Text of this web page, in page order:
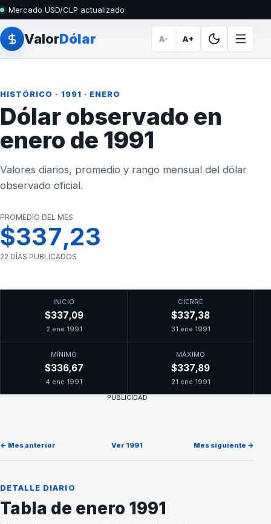
Mercado USD/CLP actualizado
ValorDólar A- A+
HISTÓRICO · 1991 · ENERO
Dólar observado en
enero de 1991
Valores diarios, promedio y rango mensual del dólar
observado oficial.
PROMEDIO DEL MES
$337,23
22 DÍAS PUBLICADOS
INICIO
$337,09
2 ene 1991
CIERRE
$337,38
31 ene 1991
MÍNIMO
$336,67
4 ene 1991
MÁXIMO
$337,89
21 ene 1991
PUBLICIDAD
← Mes anterior Ver 1991 Mes siguiente →
DETALLE DIARIO
Tabla de enero 1991